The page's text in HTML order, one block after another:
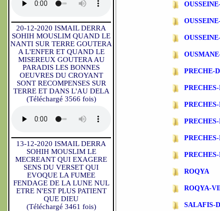
20-12-2020 ISMAIL DERRA
SOHIH MOUSLIM QUAND LE
NANTI SUR TERRE GOUTERA
A L'ENFER ET QUAND LE
MISEREUX GOUTERA AU
PARADIS LES BONNES
OEUVRES DU CROYANT
SONT RECOMPENSES SUR
TERRE ET DANS L'AU DELA
(Téléchargé 3566 fois)
13-12-2020 ISMAIL DERRA
SOHIH MOUSLIM LE
MECREANT QUI EXAGERE
SENS DU VERSET QUI
EVOQUE LA FUMEE
FENDAGE DE LA LUNE NUL
ETRE N'EST PLUS PATIENT
QUE DIEU
(Téléchargé 3461 fois)
PRECHE-
ROQYA
ROQYA-
SALAFIS-